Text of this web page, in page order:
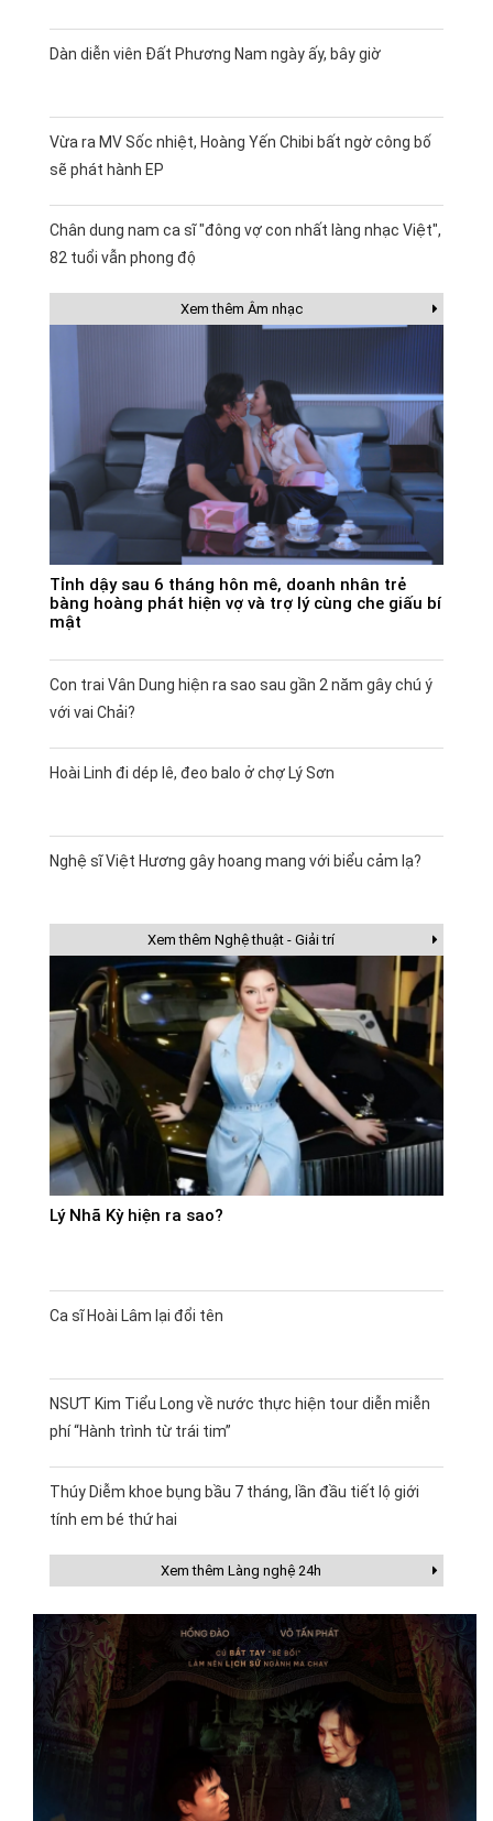
Dàn diễn viên Đất Phương Nam ngày ấy, bây giờ
Vừa ra MV Sốc nhiệt, Hoàng Yến Chibi bất ngờ công bố
sẽ phát hành EP
Chân dung nam ca sĩ "đông vợ con nhất làng nhạc Việt",
82 tuổi vẫn phong độ
Xem thêm Âm nhạc
Tỉnh dậy sau 6 tháng hôn mê, doanh nhân trẻ
bàng hoàng phát hiện vợ và trợ lý cùng che giấu bí
mật
Con trai Vân Dung hiện ra sao sau gần 2 năm gây chú ý
với vai Chải?
Hoài Linh đi dép lê, đeo balo ở chợ Lý Sơn
Nghệ sĩ Việt Hương gây hoang mang với biểu cảm lạ?
Xem thêm Nghệ thuật - Giải trí
Lý Nhã Kỳ hiện ra sao?
Ca sĩ Hoài Lâm lại đổi tên
NSƯT Kim Tiểu Long về nước thực hiện tour diễn miễn
phí “Hành trình từ trái tim”
Thúy Diễm khoe bụng bầu 7 tháng, lần đầu tiết lộ giới
tính em bé thứ hai
Xem thêm Làng nghệ 24h